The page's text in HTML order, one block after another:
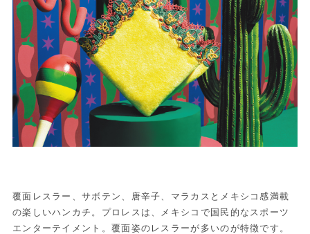
覆面レスラー、サボテン、唐辛子、マラカスとメキシコ感満載
の楽しいハンカチ。プロレスは、メキシコで国民的なスポーツ
エンターテイメント。覆面姿のレスラーが多いのが特徴です。